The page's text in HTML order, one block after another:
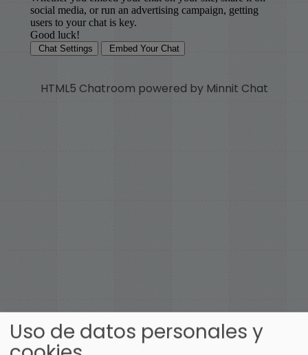
HTML5 Chatroom powered by Minnit Chat
Uso de datos personales y